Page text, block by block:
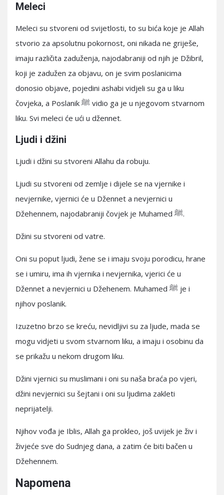
Meleci
Meleci su stvoreni od svijetlosti, to su bića koje je Allah
stvorio za apsolutnu pokornost, oni nikada ne griješe,
imaju različita zaduženja, najodabraniji od njih je Džibril,
koji je zadužen za objavu, on je svim poslanicima
donosio objave, pojedini ashabi vidjeli su ga u liku
čovjeka, a Poslanik ﷺ vidio ga je u njegovom stvarnom
liku. Svi meleci će ući u džennet.
Ljudi i džini
Ljudi i džini su stvoreni Allahu da robuju.
Ljudi su stvoreni od zemlje i dijele se na vjernike i
nevjernike, vjernici će u Džennet a nevjernici u
Džehennem, najodabraniji čovjek je Muhamed ﷺ.
Džini su stvoreni od vatre.
Oni su poput ljudi, žene se i imaju svoju porodicu, hrane
se i umiru, ima ih vjernika i nevjernika, vjerici će u
Džennet a nevjernici u Džehenem. Muhamed ﷺ je i
njihov poslanik.
Izuzetno brzo se kreću, nevidljivi su za ljude, mada se
mogu vidjeti u svom stvarnom liku, a imaju i osobinu da
se prikažu u nekom drugom liku.
Džini vjernici su muslimani i oni su naša braća po vjeri,
džini nevjernici su šejtani i oni su ljudima zakleti
neprijatelji.
Njihov vođa je Iblis, Allah ga prokleo, još uvijek je živ i
živjeće sve do Sudnjeg dana, a zatim će biti bačen u
Džehennem.
Napomena